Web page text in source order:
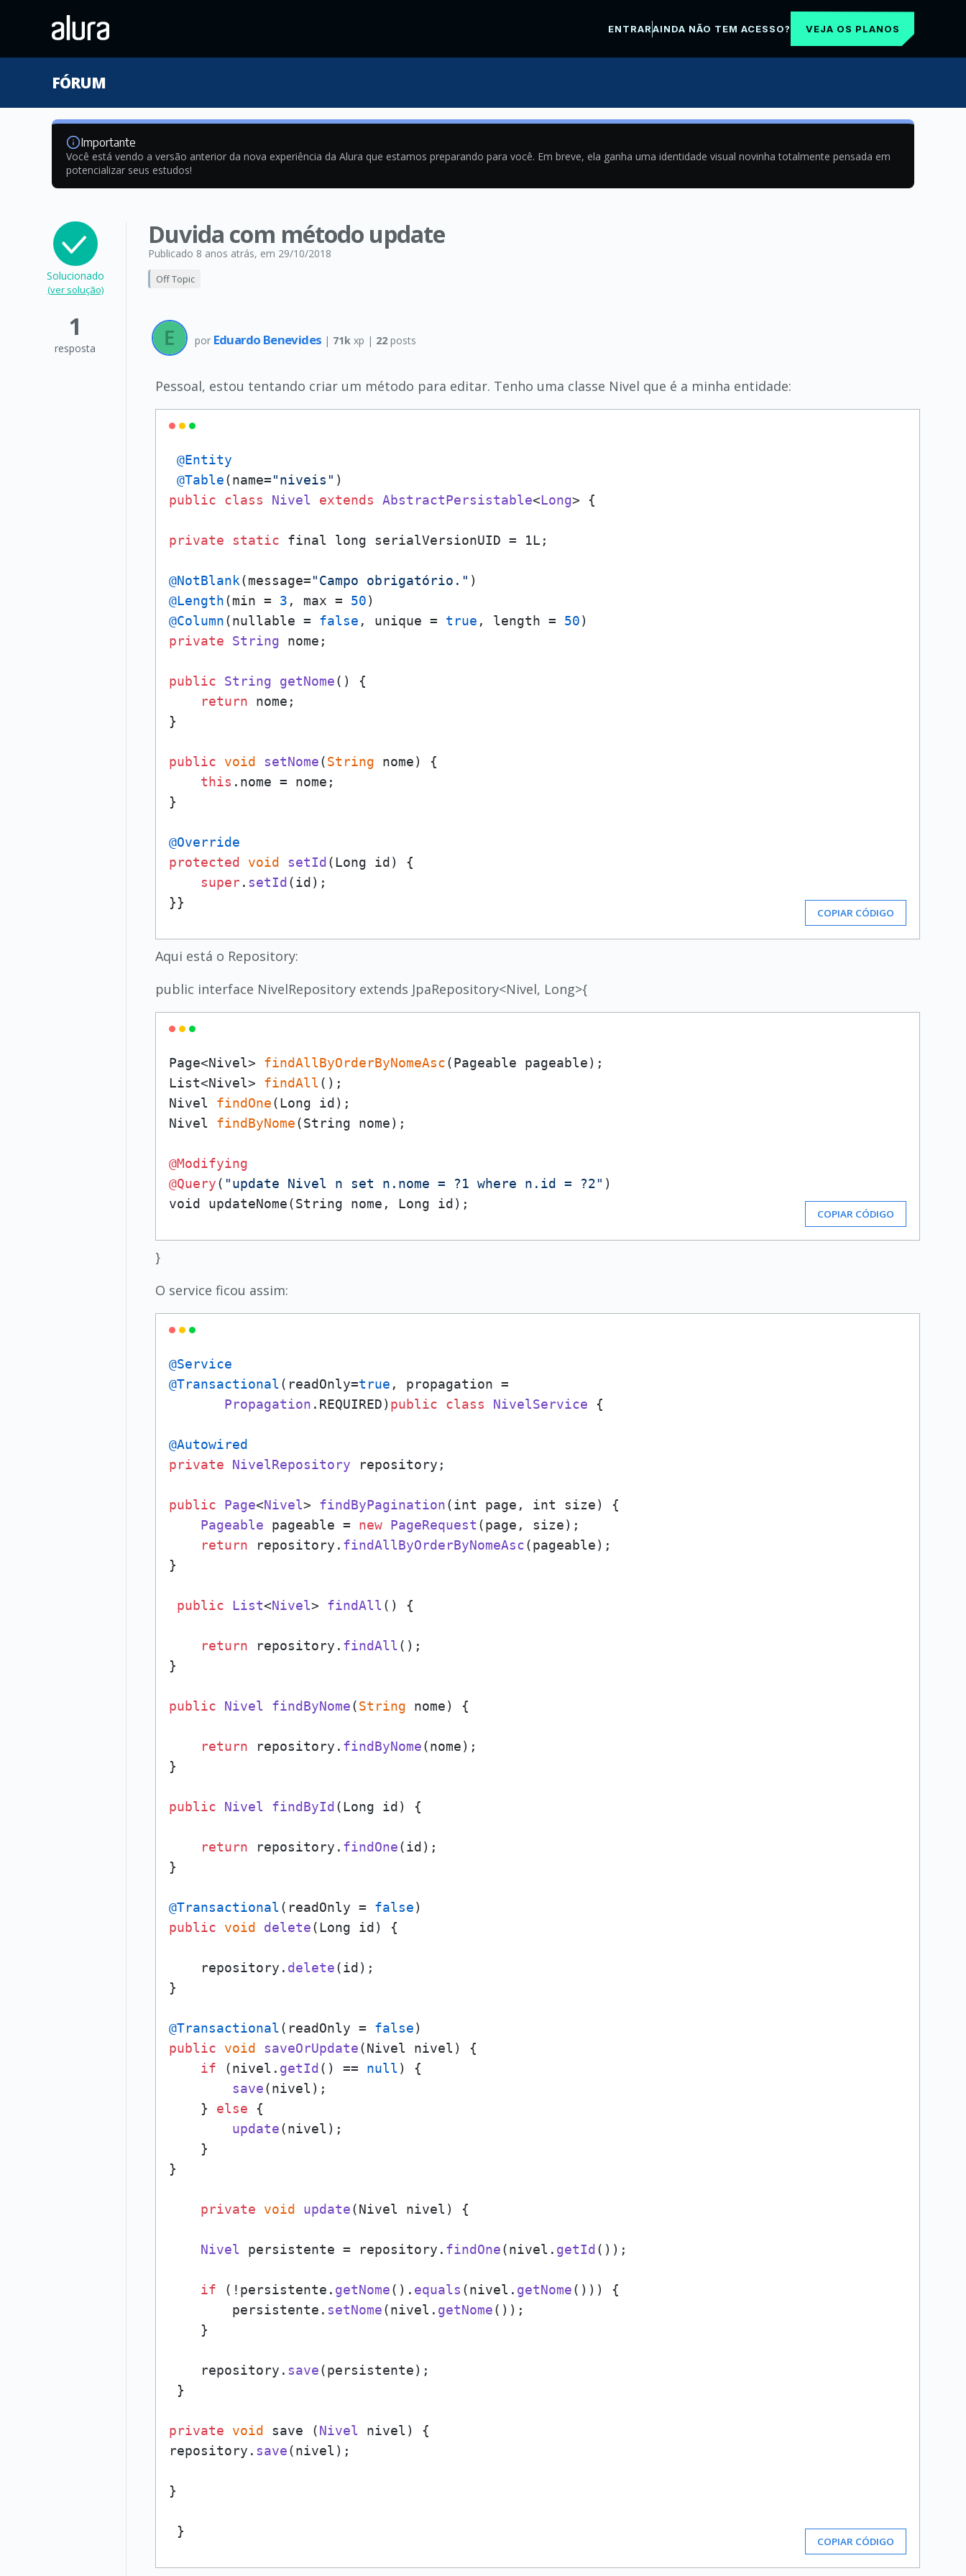
ENTRARAINDA NÃO TEM ACESSO? VEJA OS PLANOS
FÓRUM
Importante
Você está vendo a versão anterior da nova experiência da Alura que estamos preparando para você. Em breve, ela ganha uma identidade visual novinha totalmente pensada em
potencializar seus estudos!
Solucionado
(ver solução)
1
resposta
Duvida com método update
Publicado 8 anos atrás, em 29/10/2018
Off Topic
por Eduardo Benevides | 71k xp | 22posts
Pessoal, estou tentando criar um método para editar. Tenho uma classe Nivel que é a minha entidade:
@Entity
@Table(name="niveis"
public
class Nivel extends AbstractPersistable<Long> {
private static final long serialVersionUID = 1L;
@NotBlank(message="Campo obrigatório."
@Length(min = 3 , max = 50
@Column(nullable = false , unique = true , length = 50
private
String nome;
public String getNome( ) {
return nome;
}
public void setNome(String nome) {
this . nome = nome;
}
@Override
protected
void setId (Long id ) {
super. setId (id);
}}
COPIAR CÓDIGO
Aqui está o Repository:
public interface NivelRepository extends JpaRepository<Nivel, Long>{
Page<Nivel> findAllByOrderByNomeAsc(Pageable pageable);
List<Nivel> findAll();
Nivel findOne(Long id);
Nivel findByNome(String nome);
@Modifying
@Query( "update Nivel n set n.nome = ?1 where n.id = ?2" )
void updateNome(String nome, Long id);
COPIAR CÓDIGO
}
O service ficou assim:
@Service
@Transactional(readOnly=true , propagation =
Propagation . REQUIRED) public class NivelService {
@Autowired
private
NivelRepository repository;
public Page<Nivel> findByPagination(int page, int size) {
Pageable pageable = new PageRequest (page, size);
return repository. findAllByOrderByNomeAsc(pageable);
}
public List<Nivel> findAll ( ) {
return repository. findAll ();
}
public Nivel findByNome(String nome) {
return repository. findByNome(nome);
}
public Nivel findById (Long id ) {
return repository. findOne(id);
}
@Transactional(readOnly = false
public
void delete(Long id ) {
    repository.
delete(id);
}
@Transactional(readOnly = false
public
void saveOrUpdate(Nivel nivel ) {
if (nivel. getId () == null) {
save(nivel);
    }
else {
update(nivel);
    }
}
private void update(Nivel nivel ) {
Nivel persistente = repository. findOne(nivel. getId ());
if (!persistente. getNome(). equals (nivel. getNome())) {
        persistente.
setNome(nivel. getNome());
    }
    repository.
save(persistente);
}
private void save (Nivel nivel) {
repository. save(nivel);
}
}
COPIAR CÓDIGO